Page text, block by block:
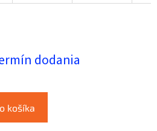
dodania
košíka